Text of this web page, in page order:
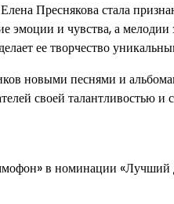
Преснякова стала
эмоции и чувства, а
ее творчество
новыми песнями и
своей талантливостью и
в номинации